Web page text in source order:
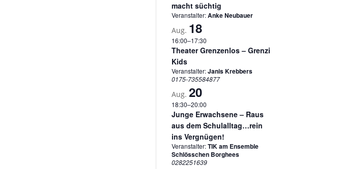
macht süchtig
Veranstalter:Anke Neubauer
Aug. 18
16:00–17:30
Theater Grenzenlos – Grenzi
Kids
Veranstalter:Janis Krebbers
0175-735584877
Aug.20
18:30–20:00
Junge Erwachsene – Raus
aus dem Schulalltag…rein
ins Vergnügen!
Veranstalter:TIK am Ensemble
Schlösschen Borghees
0282251639